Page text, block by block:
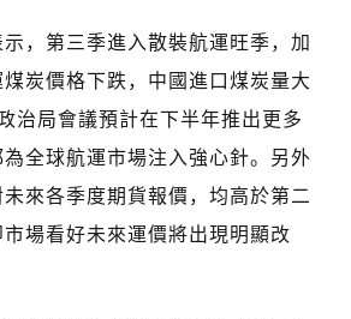
，第三季進入散裝航運旺季，加
煤炭價格下跌，中國進口煤炭量大
治局會議預計在下半年推出更多
全球航運市場注入強心針。另外
來各季度期貨報價，均高於第二
場看好未來運價將出現明顯改